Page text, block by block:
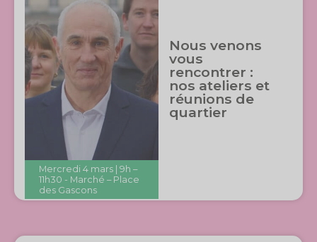
Mercredi 4 mars | 9h –
11h30 - Marché – Place
des Gascons
Nous venons
vous
rencontrer :
nos ateliers et
réunions de
quartier